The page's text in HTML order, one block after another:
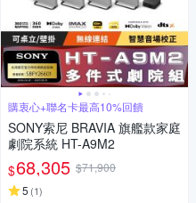
購衷心+聯名卡最高10%回饋
SONY索尼 BRAVIA 旗艦款家庭
劇院系統 HT-A9M2
$68,305 $71,900
5 (1)